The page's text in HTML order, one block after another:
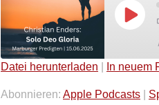
Play
TEILEN
Datei herunterladen In neuem
Abonnieren: Apple Podcasts